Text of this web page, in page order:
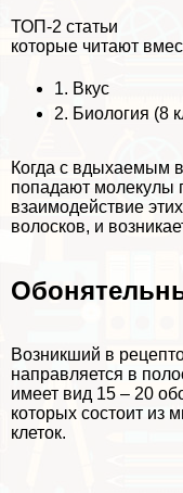
ТОП-2 статьи
которые читают
1. Вкус
2. Биология (8
Когда с вдыхаемым
попадают молекулы
взаимодействие
волосков, и
Возникший в
направляется в
имеет вид 15 – 20
которых состоит из
клеток.